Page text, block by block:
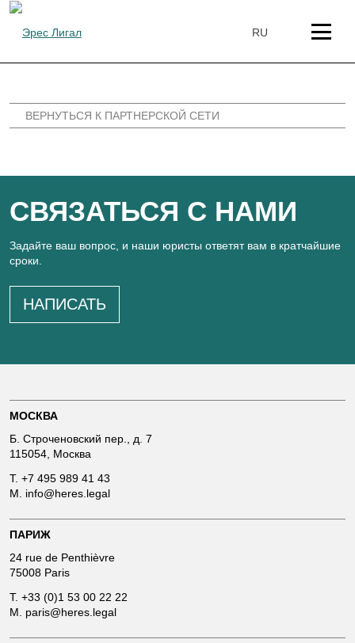
перейти
содержанию
RU
ВЕРНУТЬСЯ К ПАРТНЕРСКОЙ СЕТИ
СВЯЗАТЬСЯ С НАМИ
Задайте ваш вопрос, и наши юристы ответят вам в кратчайшие
сроки.
НАПИСАТЬ
МОСКВА
Б. Строченовский пер., д. 7
115054, Москва
T. +7 495 989 41 43
M. info@heres.legal
ПАРИЖ
24 rue de Penthièvre
75008 Paris
T. +33 (0)1 53 00 22 22
M. paris@heres.legal